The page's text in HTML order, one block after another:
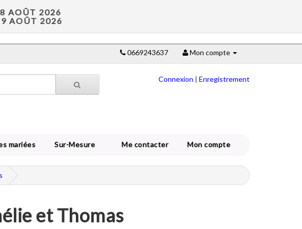
AOÛT 2026
AOÛT 2026
0669243637 Mon compte
Connexion | Enregistrement
mariées Sur-Mesure Me contacter Mon compte
et Thomas